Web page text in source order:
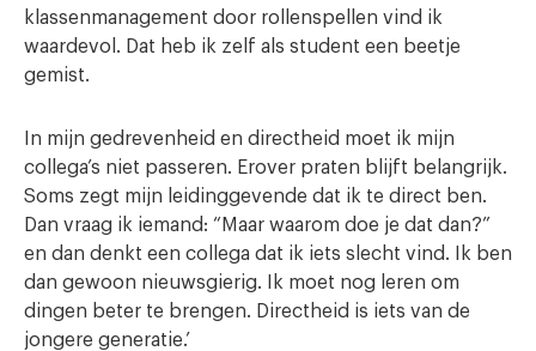
klassenmanagement door rollenspellen vind ik
waardevol. Dat heb ik zelf als student een beetje
gemist.
In mijn gedrevenheid en directheid moet ik mijn
collega’s niet passeren. Erover praten blijft belangrijk.
Soms zegt mijn leidinggevende dat ik te direct ben.
Dan vraag ik iemand: “Maar waarom doe je dat dan?”
en dan denkt een collega dat ik iets slecht vind. Ik ben
dan gewoon nieuwsgierig. Ik moet nog leren om
dingen beter te brengen. Directheid is iets van de
jongere generatie.’